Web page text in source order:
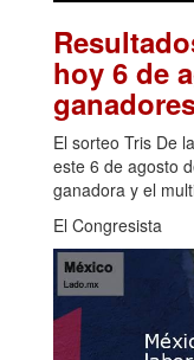
hoy 6 de
El sorteo Tris De
este 6 de agosto
ganadora y el
El Congresista